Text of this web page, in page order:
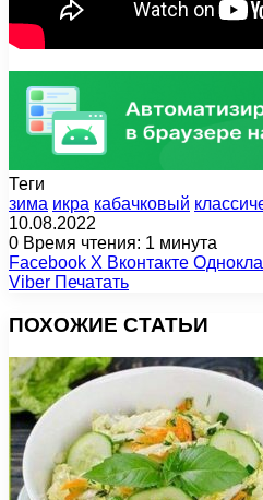
Теги
зима икра кабачковый
10.08.2022
0 Время чтения: 1 минута
Facebook X Вконтакте
Viber Печатать
ПОХОЖИЕ СТАТЬИ